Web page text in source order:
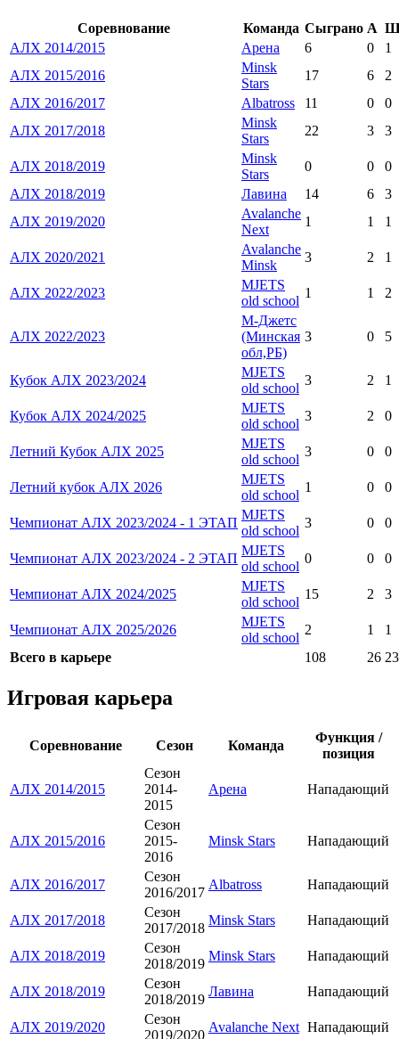
Соревнование Команда Сыграно А
АЛХ 2014/2015
Арена 6 0
1
АЛХ 2015/2016
Minsk
Stars
17 6
2
АЛХ 2016/2017
Albatross 11 0
0
АЛХ 2017/2018
Minsk
Stars
22 3 3
АЛХ 2018/2019
Minsk
Stars
0 0
0
АЛХ 2018/2019
Лавина 14 6
3
АЛХ 2019/2020
Avalanche
Next
1 1 1
АЛХ 2020/2021
Avalanche
Minsk
3 2 1
АЛХ 2022/2023
MJETS
old school
1 1 2
АЛХ 2022/2023
М-Джетс
(Минская
обл,РБ)
3 0 5
Кубок АЛХ 2023/2024
MJETS
old school
3 2 1
Кубок АЛХ 2024/2025
MJETS
old school
3 2 0
Летний Кубок АЛХ 2025
MJETS
old school
3 0 0
Летний кубок АЛХ 2026
MJETS
old school
1 0 0
Чемпионат АЛХ 2023/2024 - 1 ЭТАП
MJETS
old school
3 0 0
Чемпионат АЛХ 2023/2024 - 2 ЭТАП
MJETS
old school
0 0 0
Чемпионат АЛХ 2024/2025
MJETS
old school
15 2 3
Чемпионат АЛХ 2025/2026
MJETS
old school
2 1
1
Всего в карьере
108 26 23
Игровая карьера
Соревнование Сезон Команда
Функция /
позиция
АЛХ 2014/2015
Сезон
2014-
2015
Арена Нападающий
АЛХ 2015/2016
Сезон
2015-
2016
Minsk Stars Нападающий
АЛХ 2016/2017
Сезон
2016/2017
Albatross Нападающий
АЛХ 2017/2018
Сезон
2017/2018
Minsk Stars Нападающий
АЛХ 2018/2019
Сезон
2018/2019
Minsk Stars Нападающий
АЛХ 2018/2019
Сезон
2018/2019
Лавина Нападающий
АЛХ 2019/2020
Сезон
2019/2020
Avalanche Next Нападающий